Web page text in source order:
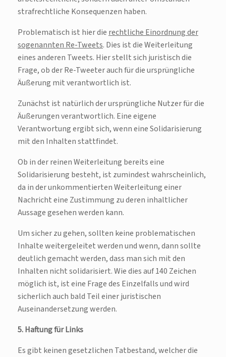
strafrechtliche Konsequenzen haben.
Problematisch ist hier die rechtliche Einordnung der
sogenannten Re-Tweets. Dies ist die Weiterleitung
eines anderen Tweets. Hier stellt sich juristisch die
Frage, ob der Re-Tweeter auch für die ursprüngliche
Äußerung mit verantwortlich ist.
Zunächst ist natürlich der ursprüngliche Nutzer für die
Äußerungen verantwortlich. Eine eigene
Verantwortung ergibt sich, wenn eine Solidarisierung
mit den Inhalten stattfindet.
Ob in der reinen Weiterleitung bereits eine
Solidarisierung besteht, ist zumindest wahrscheinlich,
da in der unkommentierten Weiterleitung einer
Nachricht eine Zustimmung zu deren inhaltlicher
Aussage gesehen werden kann.
Um sicher zu gehen, sollten keine problematischen
Inhalte weitergeleitet werden und wenn, dann sollte
deutlich gemacht werden, dass man sich mit den
Inhalten nicht solidarisiert. Wie dies auf 140 Zeichen
möglich ist, ist eine Frage des Einzelfalls und wird
sicherlich auch bald Teil einer juristischen
Auseinandersetzung werden.
5. Haftung für Links
Es gibt keinen gesetzlichen Tatbestand, welcher die